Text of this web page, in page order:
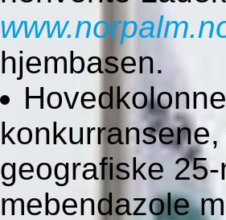
hjembasen.
geografiske
mebendazole